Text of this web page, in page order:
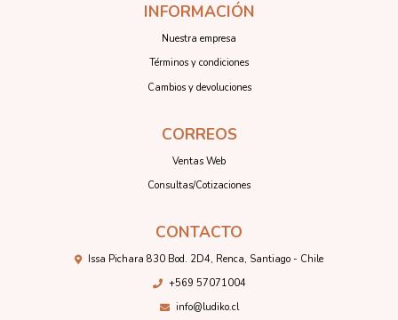
INFORMACIÓN
Nuestra empresa
Términos y condiciones
Cambios y devoluciones
CORREOS
Ventas Web
Consultas/Cotizaciones
CONTACTO
Issa Pichara 830 Bod. 2D4, Renca, Santiago - Chile
+569 57071004
info@ludiko.cl